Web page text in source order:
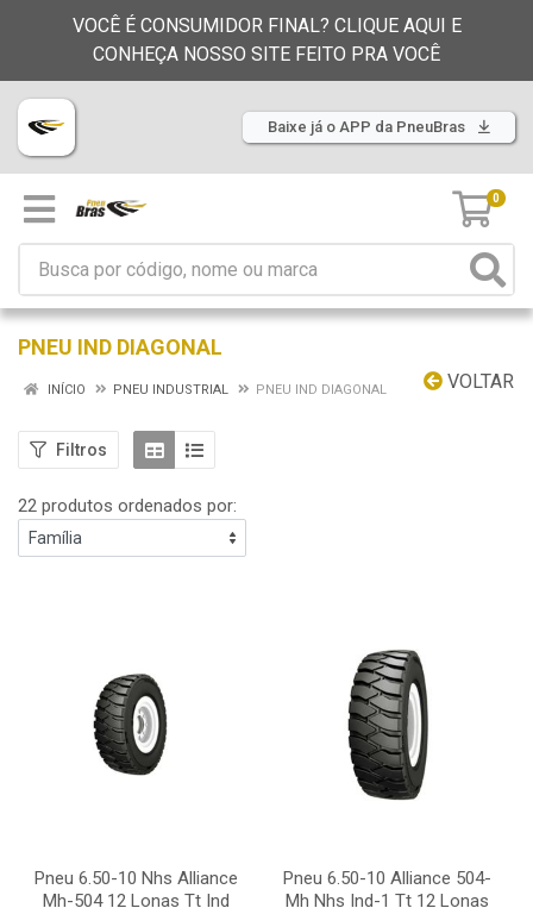
VOCÊ É CONSUMIDOR FINAL? CLIQUE AQUI E
CONHEÇA NOSSO SITE FEITO PRA VOCÊ
Baixe já o APP da PneuBras
0
PNEU IND DIAGONAL
VOLTAR
INÍCIO PNEU INDUSTRIAL PNEU IND DIAGONAL
Filtros
22 produtos ordenados por:
Pneu 6.50-10 Nhs Alliance
Mh-504 12 Lonas Tt Ind
Pneu 6.50-10 Alliance 504-
Mh Nhs Ind-1 Tt 12 Lonas